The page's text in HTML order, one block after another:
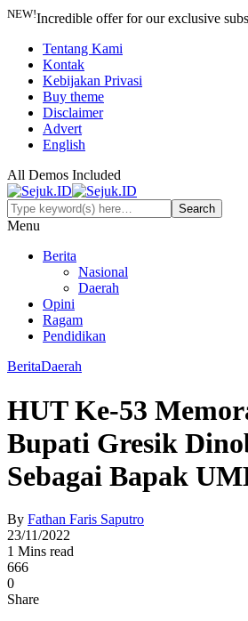
NEW!Incredible offer for our exclusive
Tentang Kami
Kontak
Kebijakan Privasi
Buy theme
Disclaimer
Advert
English
All Demos Included
Menu
Berita
Nasional
Daerah
Opini
Ragam
Pendidikan
BeritaDaerah
HUT Ke-53
Bupati Gresik
Sebagai Bapak
By Fathan Faris Saputro
23/11/2022
1 Mins read
666
0
Share